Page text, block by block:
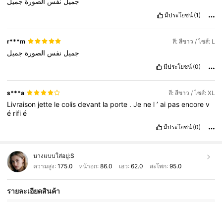
มีประโยชน์ (1)
r***m สี: สีขาว / ไซส์: L
جميل نفس الصورة جميل
มีประโยชน์ (0)
s***a สี: สีขาว / ไซส์: XL
Livraison jette lecolisdevant la porte .Je ne l’ai pasencorev
é rifié
มีประโยชน์ (0)
นางแบบใส่อยู่:S
ความสูง: 175.0 หน้าอก:86.0 เอว: 62.0 สะโพก: 95.0
รายละเอียดสินค้า